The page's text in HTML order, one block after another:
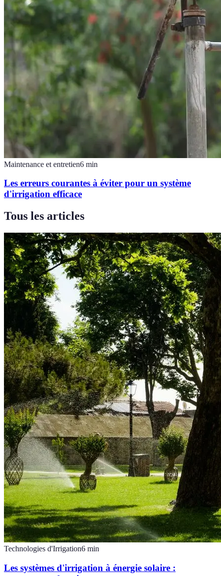
Maintenance et entretien6 min
Les erreurs courantes à éviter pour un système
d'irrigation efficace
Tous les articles
Technologies d'Irrigation6 min
Les systèmes d'irrigation à énergie solaire :